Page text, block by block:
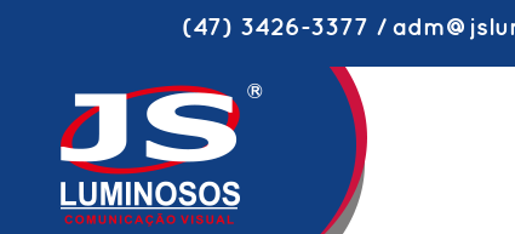
(47) 3426-3377 /